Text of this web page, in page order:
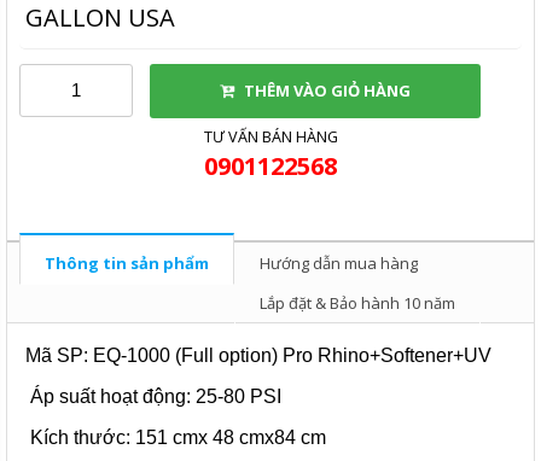
GALLON USA
THÊM VÀO GIỎ HÀNG
TƯ VẤN BÁN HÀNG
0901122568
Thông tin sản phẩm
Hướng dẫn mua hàng
Lắp đặt & Bảo hành 10 năm
Mã SP: EQ-1000 (Full option) Pro Rhino+Softener+UV
Áp suất hoạt động: 25-80 PSI
Kích thước: 151 cmx 48 cmx84 cm